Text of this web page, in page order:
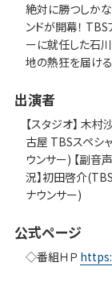
絶対に勝つしか
ンドが開幕！
ーに就任した石
地の熱狂を届け
出演者
【スタジオ】 木
古屋 TBSスペシ
ウンサー) 【副音
況】初田啓介
ナウンサー)
公式ページ
◇番組ＨＰ